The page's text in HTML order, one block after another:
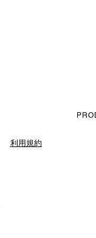
利用規約